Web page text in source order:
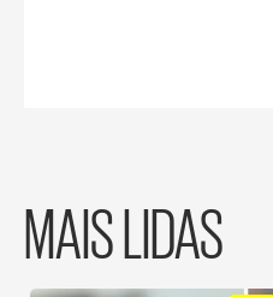
MAIS LIDAS